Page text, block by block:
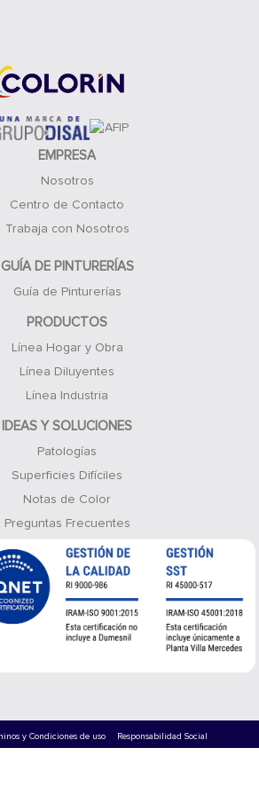
EMPRESA
Nosotros
Centro de Contacto
Trabaja con Nosotros
GUÍA DE PINTURERÍAS
Guía de Pinturerías
PRODUCTOS
Línea Hogar y Obra
Línea Diluyentes
Línea Industria
IDEAS Y SOLUCIONES
Patologías
Superficies Difíciles
Notas de Color
Preguntas Frecuentes
y Condiciones de uso Responsabilidad Social